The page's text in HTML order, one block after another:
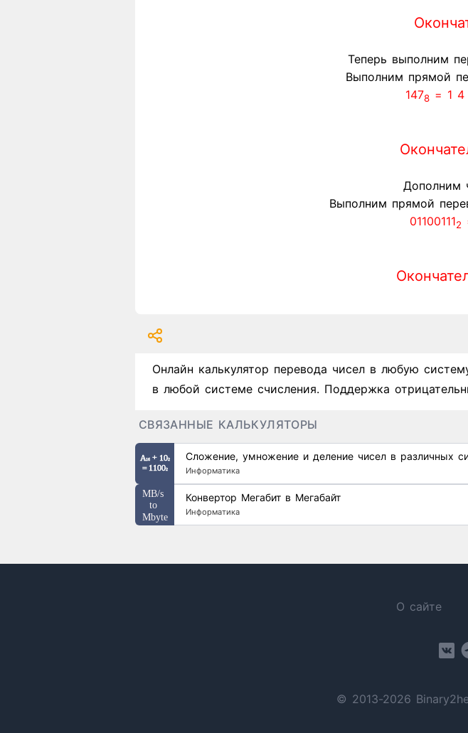
Теперь выполним
Выполним прямой
1478 = 1 4
Дополним
Выполним прямой
011001112
Онлайн калькулятор перевода чисел в любую
в любой системе счисления. Поддержка
СВЯЗАННЫЕ КАЛЬКУЛЯТОРЫ
Сложение, умножение и деление чисел в различных
Информатика
Конвертор Мегабит в Мегабайт
Информатика
О сайте
© 2013-2026